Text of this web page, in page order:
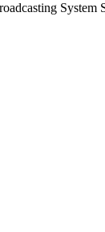
System